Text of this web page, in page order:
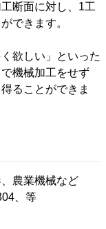
断面に対し、1工
できます。
欲しい」といった
機械加工をせず
ることができま
農業機械など
、等